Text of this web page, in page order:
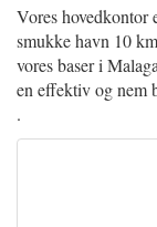
Vores hovedkontor
smukke havn 10
vores baser i
en effektiv og nem
.